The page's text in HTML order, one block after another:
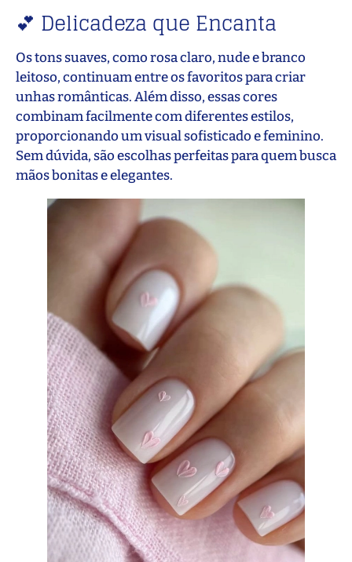
💕 Delicadeza que Encanta
Os tons suaves, como rosa claro, nude e branco
leitoso, continuam entre os favoritos para criar
unhas românticas. Além disso, essas cores
combinam facilmente com diferentes estilos,
proporcionando um visual sofisticado e feminino.
Sem dúvida, são escolhas perfeitas para quem busca
mãos bonitas e elegantes.